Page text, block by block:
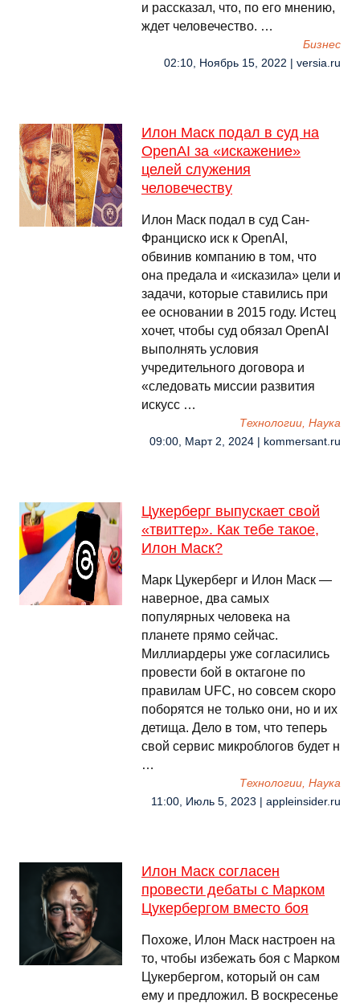
и рассказал, что, по его мнению,
ждет человечество. …
Бизнес
02:10, Ноябрь 15, 2022 | versia.ru
Илон Маск подал в суд на
OpenAI за «искажение»
целей служения
человечеству
Илон Маск подал в суд Сан-
Франциско иск к OpenAI,
обвинив компанию в том, что
она предала и «исказила» цели и
задачи, которые ставились при
ее основании в 2015 году. Истец
хочет, чтобы суд обязал OpenAI
выполнять условия
учредительного договора и
«следовать миссии развития
искусс …
Технологии, Наука
09:00, Март 2, 2024 | kommersant.ru
Цукерберг выпускает свой
«твиттер». Как тебе такое,
Илон Маск?
Марк Цукерберг и Илон Маск —
наверное, два самых
популярных человека на
планете прямо сейчас.
Миллиардеры уже согласились
провести бой в октагоне по
правилам UFC, но совсем скоро
поборятся не только они, но и их
детища. Дело в том, что теперь
свой сервис микроблогов будет н
…
Технологии, Наука
11:00, Июль 5, 2023 | appleinsider.ru
Илон Маск согласен
провести дебаты с Марком
Цукербергом вместо боя
Похоже, Илон Маск настроен на
то, чтобы избежать боя с Марком
Цукербергом, который он сам
ему и предложил. В воскресенье